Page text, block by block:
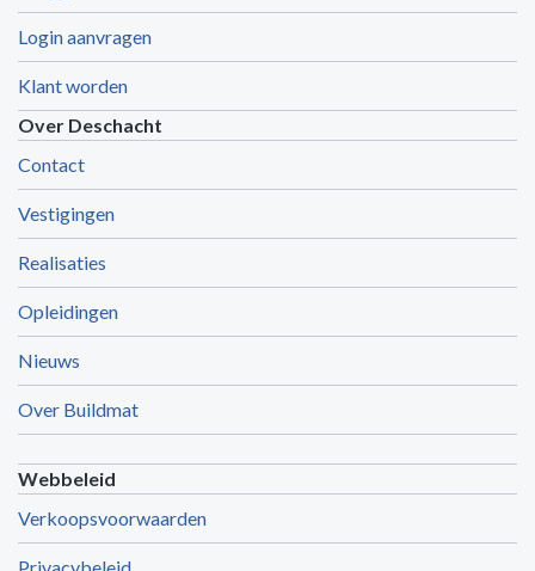
Login aanvragen
Klant worden
Over Deschacht
Contact
Vestigingen
Realisaties
Opleidingen
Nieuws
Over Buildmat
Webbeleid
Verkoopsvoorwaarden